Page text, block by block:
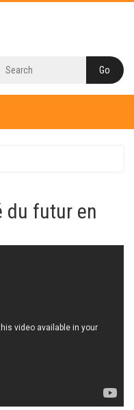
du futur en